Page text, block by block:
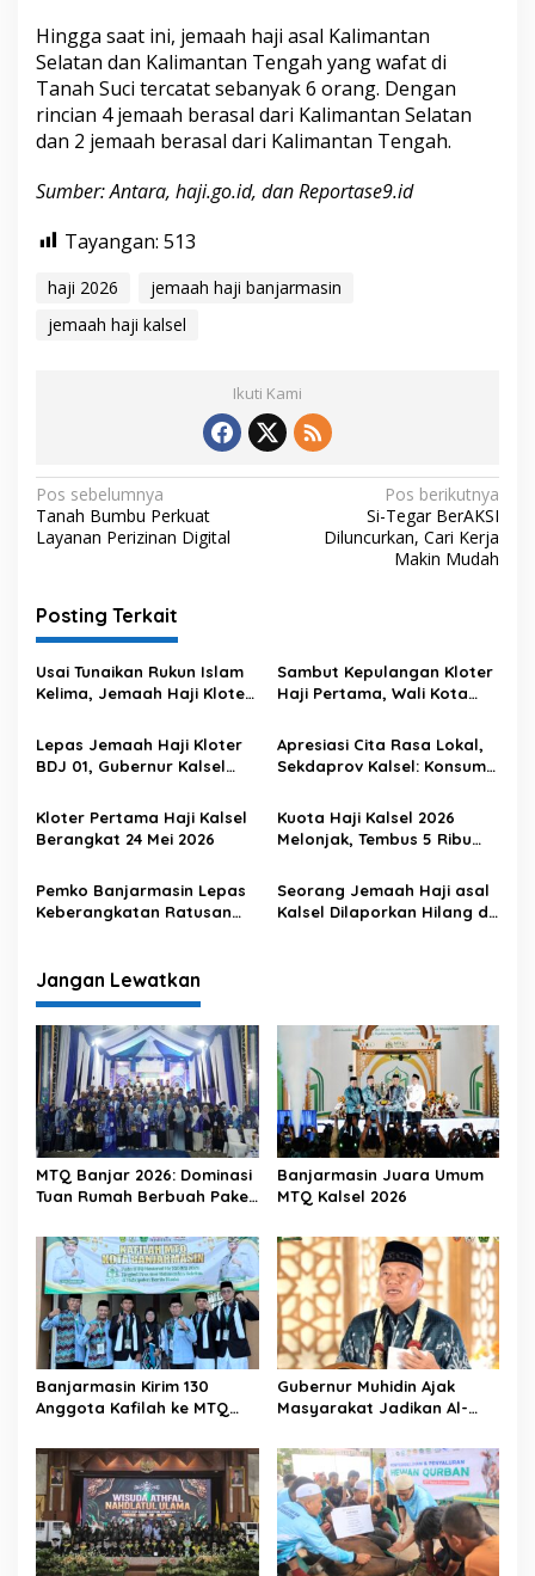
Hingga saat ini, jemaah haji asal Kalimantan
Selatan dan Kalimantan Tengah yang wafat di
Tanah Suci tercatat sebanyak 6 orang. Dengan
rincian 4 jemaah berasal dari Kalimantan Selatan
dan 2 jemaah berasal dari Kalimantan Tengah.
Sumber: Antara, haji.go.id, dan Reportase9.id
Tayangan: 513
haji 2026
jemaah haji banjarmasin
jemaah haji kalsel
Ikuti Kami
N
a
i
g
a
s
i
p
o
s
Pos sebelumnya
Tanah Bumbu Perkuat
Layanan Perizinan Digital
Pos berikutnya
Si-Tegar BerAKSI
Diluncurkan, Cari Kerja
Makin Mudah
Posting Terkait
Usai Tunaikan Rukun Islam
Kelima, Jemaah Haji Kloter
Sambut Kepulangan Kloter
Haji Pertama, Wali Kota
Jemaah Jadi Teladan di
Lingkungannya
Lepas Jemaah Haji Kloter
BDJ 01, Gubernur Kalsel
Apresiasi Cita Rasa Lokal,
Sekdaprov Kalsel: Konsumsi
Haji Kalsel 2026
Kloter Pertama Haji Kalsel
Berangkat 24 Mei 2026
Kuota Haji Kalsel 2026
Melonjak, Tembus 5 Ribu
Pemko Banjarmasin Lepas
Keberangkatan Ratusan
Seorang Jemaah Haji asal
Kalsel Dilaporkan Hilang di
Jangan Lewatkan
MTQ Banjar 2026: Dominasi
Tuan Rumah Berbuah Paket
Banjarmasin Juara Umum
MTQ Kalsel 2026
Banjarmasin Kirim 130
Anggota Kafilah ke MTQ
Gelar Juara Umum
Gubernur Muhidin Ajak
Masyarakat Jadikan Al-
Hidup pada Pembukaan
MTQ Nasional XXXVII
Tingkat Provinsi Kalsel